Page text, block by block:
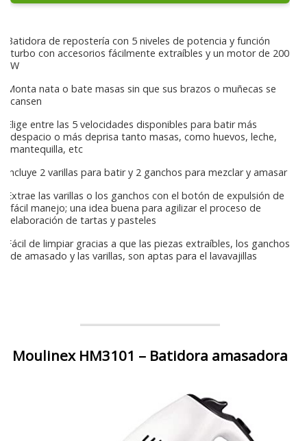
Batidora de repostería con 5 niveles de potencia y función
turbo con accesorios fácilmente extraíbles y un motor de 200
W
Monta nata o bate masas sin que sus brazos o muñecas se
cansen
Elige entre las 5 velocidades disponibles para batir más
despacio o más deprisa tanto masas, como huevos, leche,
mantequilla, etc
Incluye 2 varillas para batir y 2 ganchos para mezclar y amasar
Extrae las varillas o los ganchos con el botón de expulsión de
fácil manejo; una idea buena para agilizar el proceso de
elaboración de tartas y pasteles
Fácil de limpiar gracias a que las piezas extraíbles, los ganchos
de amasado y las varillas, son aptas para el lavavajillas
Moulinex HM3101 – Batidora amasadora